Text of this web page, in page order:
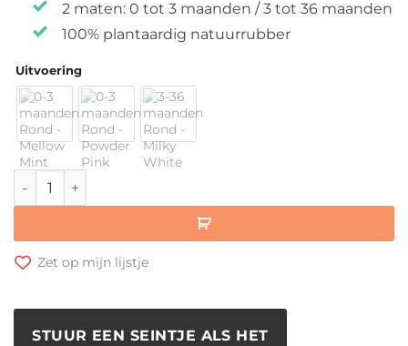
2 maten: 0 tot 3 maanden / 3 tot 36 maanden
100% plantaardig natuurrubber
Uitvoering
Hevea Natuurrubber Speentje aantal
Zet op mijn lijstje
STUUR EEN SEINTJE ALS HET